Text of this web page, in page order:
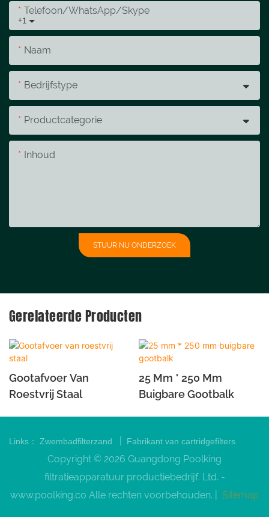
+1
Telefoon/WhatsApp/Skype
Naam
Bedrijfstype
Productcategorie
Inhoud
STUUR NU ONDERZOEK
Gerelateerde Producten
Gootafvoer Van
Roestvrij Staal
25 Mm * 250 Mm
Buigbare Gootbalk
Links： Zwembadfilterzand Fabrikant van cartridgefilters
Copyright © 2026 Guangdong Poolking
filtratieapparatuur productiebedrijf. Ltd. -
www.poolking.co Alle rechten voorbehouden. | Sitemap